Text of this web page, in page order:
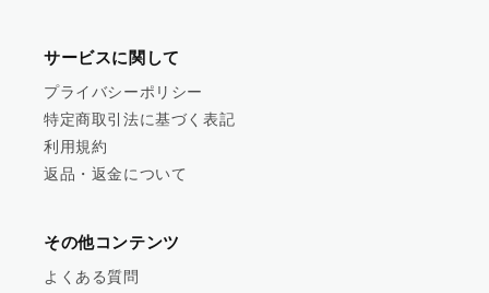
サービスに関して
プライバシーポリシー
特定商取引法に基づく表記
利用規約
返品・返金について
その他コンテンツ
よくある質問